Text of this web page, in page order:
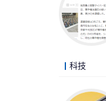
科技